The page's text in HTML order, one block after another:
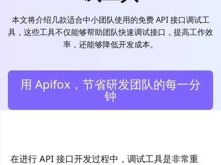
本文将介绍几款适合中小团队使用的免费 API 接口调试工
具，这些工具不仅能够帮助团队快速调试接口，提高工作效
率，还能够降低开发成本。
用 Apifox，节省研发团队的每一分
钟
在进行 API 接口开发过程中，调试工具是非常重